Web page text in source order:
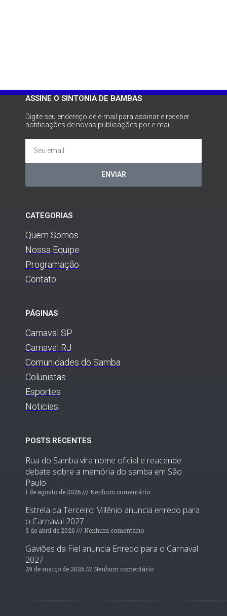
ASSINE O SINTONIA DE BAMBAS
Digite seu endereço de e-mail para assinar e receber
notificações de novas publicações por e-mail.
ENVIAR
CATEGORIAS
Quem Somos
Nossa Equipe
Programação
Contato
PÁGINAS
Carnaval SP
Carnaval RJ
Comunidades do Samba
Colunistas
Esportes
Noticias
POSTS RECENTES
Rua do Samba vira nome oficial e reacende
debate sobre a memória do samba em São
Paulo
1 de agosto de 2026 Nenhum comentário
Estrela da Terceiro Milênio anuncia enredo para
o Carnaval 2027
3 de abril de 2026 Nenhum comentário
Gaviões da Fiel anuncia Enredo para o Carnaval
2027
29 de março de 2026 Nenhum comentário